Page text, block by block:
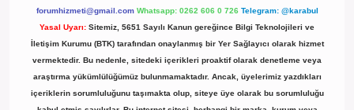
forumhizmeti@gmail.com Whatsapp: 0262 606 0 726 Telegram: @karabul
Yasal Uyarı: Sitemiz, 5651 Sayılı Kanun gereğince Bilgi Teknolojileri ve
İletişim Kurumu (BTK) tarafından onaylanmış bir Yer Sağlayıcı olarak hizmet
vermektedir. Bu nedenle, sitedeki içerikleri proaktif olarak denetleme veya
araştırma yükümlülüğümüz bulunmamaktadır. Ancak, üyelerimiz yazdıkları
içeriklerin sorumluluğunu taşımakta olup, siteye üye olarak bu sorumluluğu